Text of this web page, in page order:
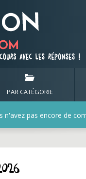
PAR CATÉGORIE
n'avez pas encore de